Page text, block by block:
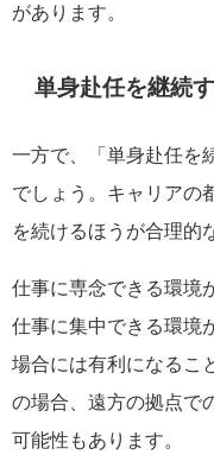
があります。
単身赴任を継続
一方で、「単身赴任を
でしょう。キャリアの
を続けるほうが合理的
仕事に専念できる環境
仕事に集中できる環境
場合には有利になるこ
の場合、遠方の拠点で
可能性もあります。